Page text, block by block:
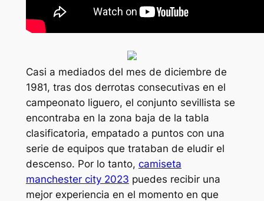
Casi a mediados del mes de diciembre de
1981, tras dos derrotas consecutivas en el
campeonato liguero, el conjunto sevillista se
encontraba en la zona baja de la tabla
clasificatoria, empatado a puntos con una
serie de equipos que trataban de eludir el
descenso. Por lo tanto, camiseta
manchester city 2023 puedes recibir una
mejor experiencia en el momento en que